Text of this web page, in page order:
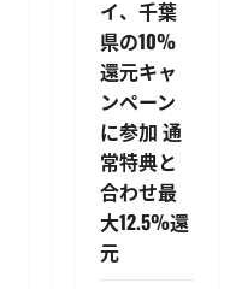
イ、千葉
県の10%
還元キャ
ンペーン
に参加 通
常特典と
合わせ最
大12.5%還
元